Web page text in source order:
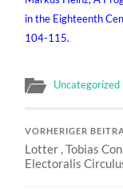
in the Eighteenth
104-115.
Uncategorized
VORHERIGER
Lotter , Tobias
Electoralis